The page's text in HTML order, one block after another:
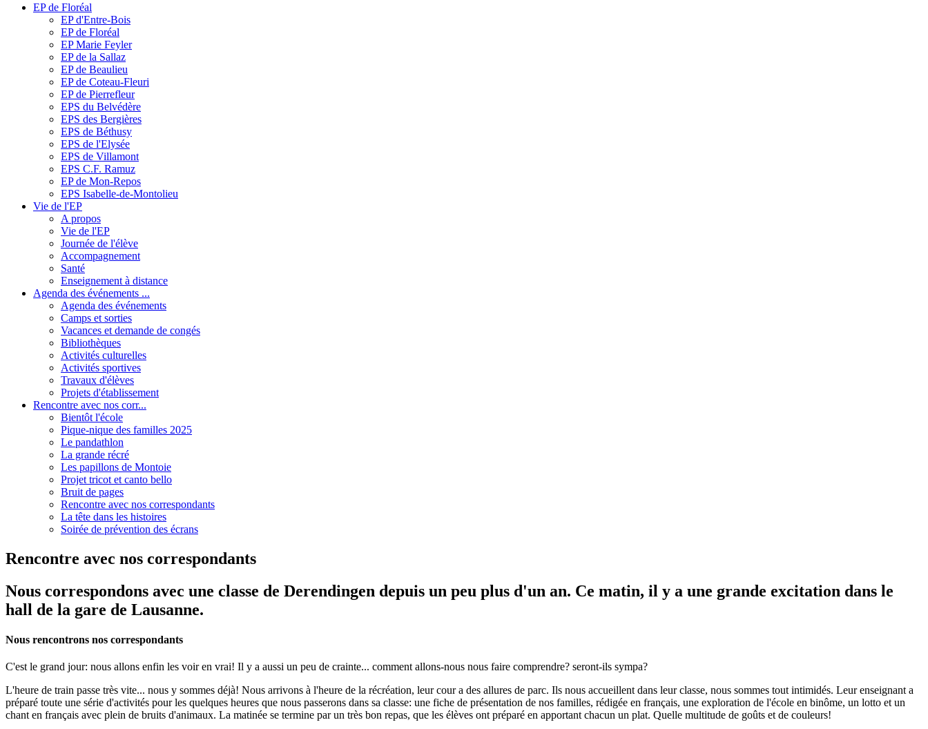
EP de Floréal
EP d'Entre-Bois
EP de Floréal
EP Marie Feyler
EP de la Sallaz
EP de Beaulieu
EP de Coteau-Fleuri
EP de Pierrefleur
EPS du Belvédère
EPS des Bergières
EPS de Béthusy
EPS de l'Elysée
EPS de Villamont
EPS C.F. Ramuz
EP de Mon-Repos
EPS Isabelle-de-Montolieu
Vie de l'EP
A propos
Vie de l'EP
Journée de l'élève
Accompagnement
Santé
Enseignement à distance
Agenda des événements ...
Agenda des événements
Camps et sorties
Vacances et demande de congés
Bibliothèques
Activités culturelles
Activités sportives
Travaux d'élèves
Projets d'établissement
Rencontre avec nos corr...
Bientôt l'école
Pique-nique des familles 2025
Le pandathlon
La grande récré
Les papillons de Montoie
Projet tricot et canto bello
Bruit de pages
Rencontre avec nos correspondants
La tête dans les histoires
Soirée de prévention des écrans
Rencontre avec nos correspondants
Nous correspondons avec une classe de Derendingen depuis un peu plus d'un an. Ce matin, il y a une grande excitation dans le
hall de la gare de Lausanne.
Nous rencontrons nos correspondants
C'est le grand jour: nous allons enfin les voir en vrai! Il y a aussi un peu de crainte... comment allons-nous nous faire comprendre? seront-ils sympa?
L'heure de train passe très vite... nous y sommes déjà! Nous arrivons à l'heure de la récréation, leur cour a des allures de parc. Ils nous accueillent dans leur classe, nous sommes tout intimidés. Leur enseignant a
préparé toute une série d'activités pour les quelques heures que nous passerons dans sa classe: une fiche de présentation de nos familles, rédigée en français, une exploration de l'école en binôme, un lotto et un
chant en français avec plein de bruits d'animaux. La matinée se termine par un très bon repas, que les élèves ont préparé en apportant chacun un plat. Quelle multitude de goûts et de couleurs!